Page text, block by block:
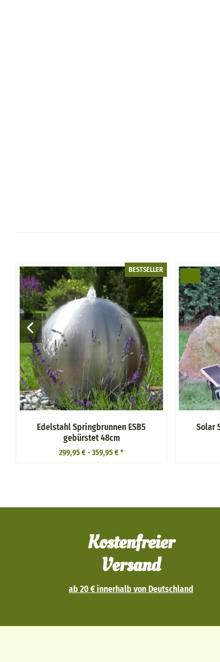
BESTSELLER
Edelstahl Springbrunnen ESB5
gebürstet 48cm
299,95 € -359,95 € *
Solar
Kostenfreier
Versand
ab 20 € innerhalb von Deutschland